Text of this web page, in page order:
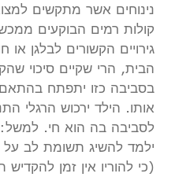
נינוחים אשר מתקשים
קולות רמים הבוקעים
גירויים הקשורים לבלגן
הבית, הרי שקיים סיכוי
בסביבה כזו יתפתח בהתאם
אותו. הילד ירכוש הרגלי
לסביבה בה הוא חי.
ילמד להשיג תשומת לב על
(כי להוריו אין זמן